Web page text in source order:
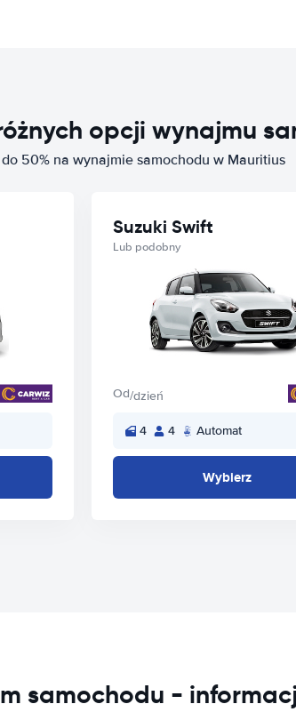
opcji wynajmu
50% na wynajmie samochodu w Mauritius
Suzuki Swift
Lub podobny
Od/dzień
4 4 Automat
Wybierz
samochodu -